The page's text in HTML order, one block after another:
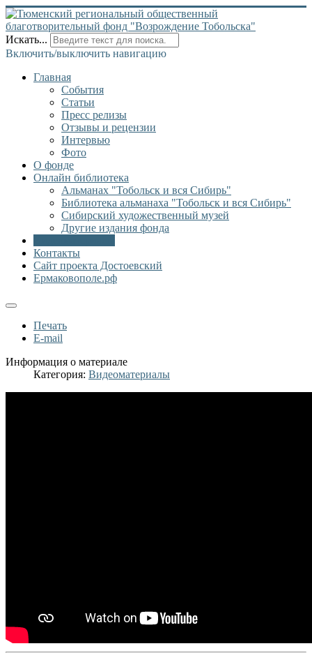
Искать...
Включить/выключить навигацию
Главная
События
Статьи
Пресс релизы
Отзывы и рецензии
Интервью
Фото
О фонде
Онлайн библиотека
Альманах "Тобольск и вся Сибирь"
Библиотека альманаха "Тобольск и вся Сибирь"
Сибирский художественный музей
Другие издания фонда
Контакты
Сайт проекта Достоевский
Ермаковополе.рф
Печать
E-mail
Информация о материале
Категория: Видеоматериалы